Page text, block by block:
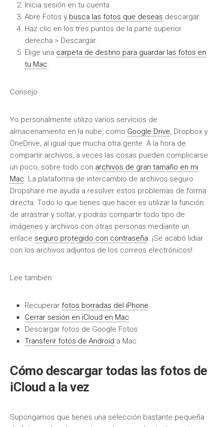
Inicia sesión en tu cuenta.
Abre Fotos y busca las fotos que deseas descargar.
Haz clic en los tres puntos de la parte superior
derecha > Descargar.
Elige una carpeta de destino para guardar las fotos en
tu Mac.
Consejo
Yo personalmente utilizo varios servicios de
almacenamiento en la nube, como Google Drive, Dropbox y
OneDrive, al igual que mucha otra gente. A la hora de
compartir archivos, a veces las cosas pueden complicarse
un poco, sobre todo con archivos de gran tamaño en mi
Mac. La plataforma de intercambio de archivos seguro
Dropshare me ayuda a resolver estos problemas de forma
directa. Todo lo que tienes que hacer es utilizar la función
de arrastrar y soltar, y podrás compartir todo tipo de
imágenes y archivos con otras personas mediante un
enlace seguro protegido con contraseña. ¡Se acabó lidiar
con los archivos adjuntos de los correos electrónicos!
Lee también:
Recuperar fotos borradas del iPhone
Cerrar sesión en iCloud en Mac
Descargar fotos de Google Fotos
Transferir fotos de Android a Mac
Cómo descargar todas las fotos de
iCloud a la vez
Supongamos que tienes una selección bastante pequeña